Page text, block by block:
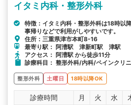
イタミ内科・整形外科
特徴：イタミ内科・整形外科は18時以
事帰りなどで利用がしやすいです。
住所：三重県津市本町8-16
最寄り駅： 阿漕駅 津新町駅 津駅
アクセス： 阿漕駅 から徒歩11分
診療科目： 整形外科/内科/ペインクリ
整形外科 土曜日 18時以降OK
診療時間 月 火 水